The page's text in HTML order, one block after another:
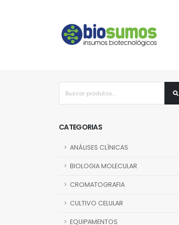
CATEGORIAS
ANÁLISES CLÍNICAS
BIOLOGIA MOLECULAR
CROMATOGRAFIA
CULTIVO CELULAR
EQUIPAMENTOS